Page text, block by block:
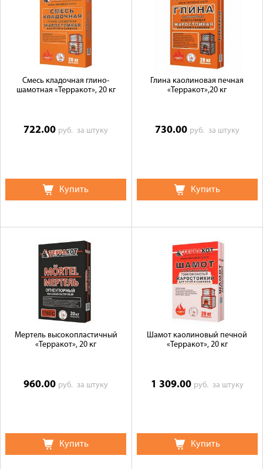
Сотрудничество
Галерея объектов
Контакты
Смесь кладочная глино-
шамотная «Терракот», 20 кг
722.00 руб.за штуку
Купить
Глина каолиновая печная
«Терракот»,20 кг
730.00 руб. за штуку
Купить
Мертель высокопластичный
«Терракот», 20 кг
960.00 руб.за штуку
Купить
Шамот каолиновый печной
«Терракот», 20 кг
1 309.00 руб. за штуку
Купить